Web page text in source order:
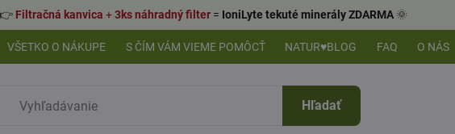
Filtračná kanvica +3ks náhradný filter= IoniLyte tekuté minerály ZDARMA🌞
VŠETKO O NÁKUPE S ČÍM VÁM VIEME POMÔCŤ NATUR♥BLOG FAQ O NÁS
Hľadať